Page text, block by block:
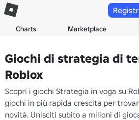
Charts Marketplace
Giochi di strategia di
Roblox
Scopri i giochi Strategia in voga su
giochi in più rapida crescita per
novità. Unisciti subito a milioni di